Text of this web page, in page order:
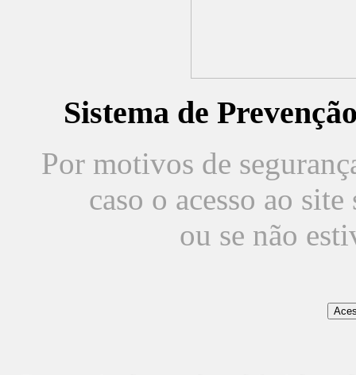
Sistema de
Por motivos de
caso o acesso ao
ou se não